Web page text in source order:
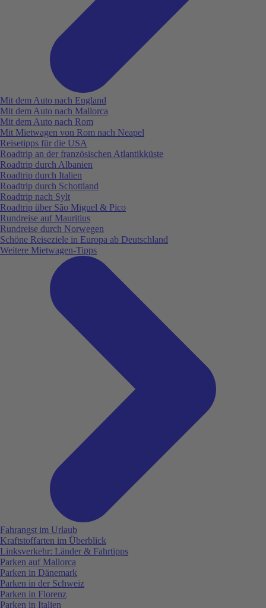
Mit dem Auto nach England
Mit dem Auto nach Mallorca
Mit dem Auto nach Rom
Mit Mietwagen von Rom nach Neapel
Reisetipps für die USA
Roadtrip an der französischen Atlantikküste
Roadtrip durch Albanien
Roadtrip durch Italien
Roadtrip durch Schottland
Roadtrip nach Sylt
Roadtrip über São Miguel & Pico
Rundreise auf Mauritius
Rundreise durch Norwegen
Schöne Reiseziele in Europa ab Deutschland
Weitere Mietwagen-Tipps
Fahrangst im Urlaub
Kraftstoffarten im Überblick
Linksverkehr: Länder & Fahrtipps
Parken auf Mallorca
Parken in Dänemark
Parken in der Schweiz
Parken in Florenz
Parken in Italien